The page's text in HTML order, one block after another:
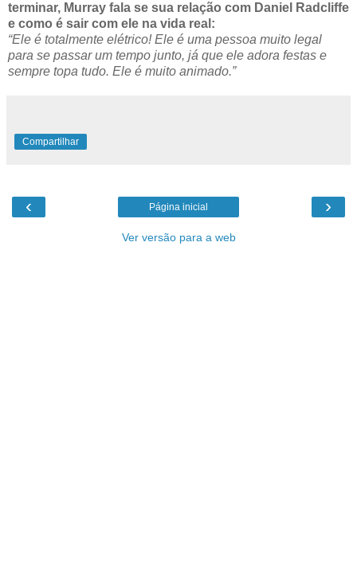
terminar, Murray fala se sua relação com Daniel Radcliffe
e como é sair com ele na vida real:
“Ele é totalmente elétrico! Ele é uma pessoa muito legal
para se passar um tempo junto, já que ele adora festas e
sempre topa tudo. Ele é muito animado.”
Compartilhar
‹ ›
Página inicial
Ver versão para a web